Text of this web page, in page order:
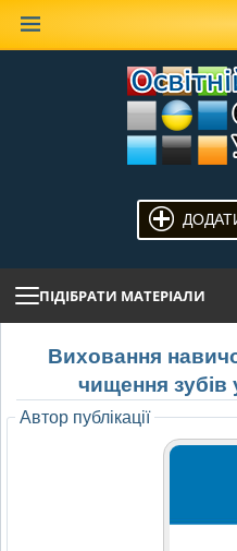
ПІДІБРАТИ МАТЕРІАЛИ
Виховання
чищення зубів
Автор публікації